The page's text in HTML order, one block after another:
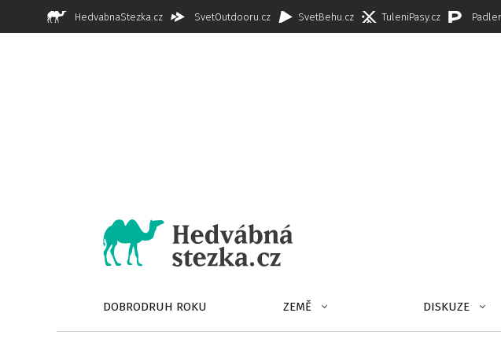
HedvabnaStezka.cz SvetOutdooru.cz SvetBehu.cz TuleniPasy.cz
DOBRODRUH ROKU ZEMĚ DISKUZE